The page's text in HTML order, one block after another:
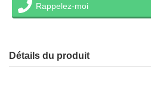
Rappelez-moi
Détails du produit